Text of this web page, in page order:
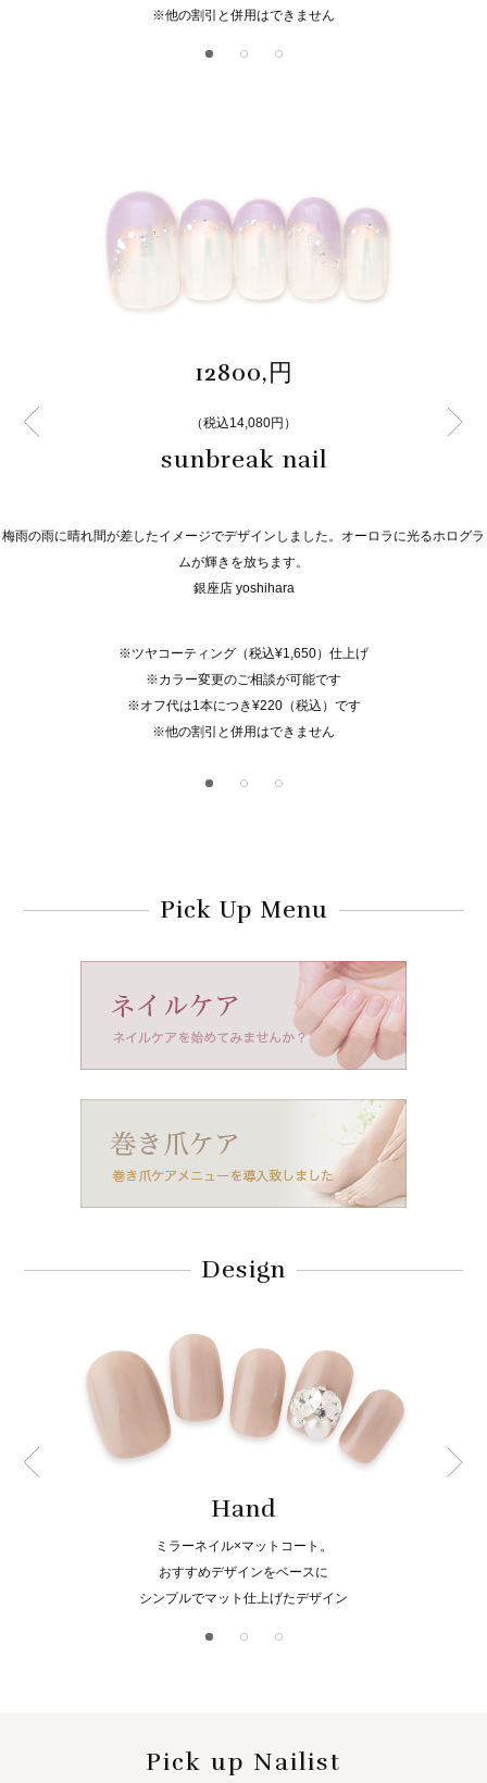
※他の割引と併用はできません
12800,円
（税込14,080円）
sunbreak nail
梅雨の雨に晴れ間が差したイメージでデザインしました。オーロラに光るホログラ
ムが輝きを放ちます。
銀座店 yoshihara
※ツヤコーティング（税込¥1,650）仕上げ
※カラー変更のご相談が可能です
※オフ代は1本につき¥220（税込）です
※他の割引と併用はできません
Pick Up Menu
Design
Hand
ミラーネイル×マットコート。
おすすめデザインをベースに
シンプルでマット仕上げたデザイン
Pick up Nailist